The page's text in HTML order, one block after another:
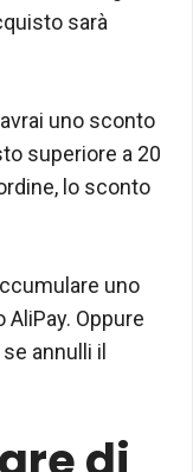
sarà
uno sconto
superiore a 20
lo sconto
uno
Oppure
annulli il